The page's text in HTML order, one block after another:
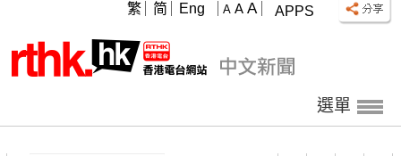
APPS
A A A
繁 简 Eng
選單